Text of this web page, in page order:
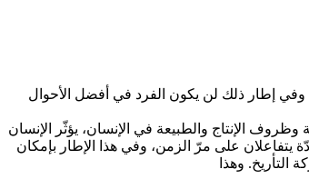
وفي إطار ذلك لن يكون الفرد في أفضل الأحوال
الإنتاج والطبيعة في الإنسان، يؤثّر الإنسان
يتفاعلان على مرّ الزمن، وفي هذا الإطار بإمكان
وهذا